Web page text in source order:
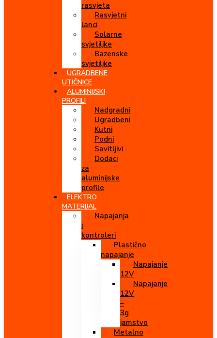
rasvjeta
Rasvjetni
lanci
Solarne
svjetiljke
Bazenske
svjetiljke
UGRADBENE
UTIČNICE
ALUMINIJSKI
PROFILI
Nadgradni
Ugradbeni
Kutni
Podni
Savitljivi
Dodaci
za
aluminijske
profile
ELEKTRO
MATERIJAL
Napajanja
i
kontroleri
Plastično
napajanje
Napajanje
12V
Napajanje
12V
–
3g
jamstvo
Metalno